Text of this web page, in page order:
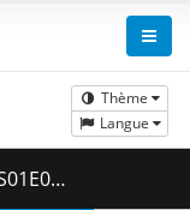
Thème
Langue
MB )